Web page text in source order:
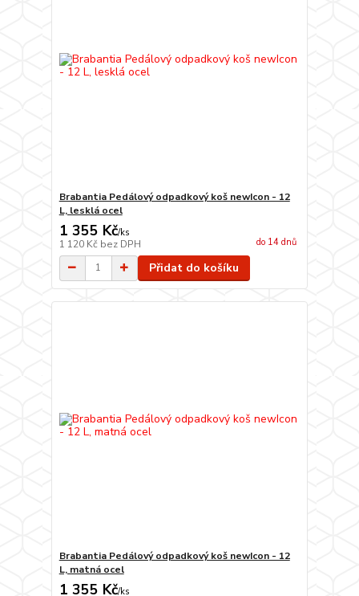
Brabantia Pedálový odpadkový koš newIcon - 12
L, lesklá ocel
1 355 Kč/ks
1 120 Kč bez DPH do 14 dnů
Přidat do košíku
Brabantia Pedálový odpadkový koš newIcon - 12
L, matná ocel
1 355 Kč/ks